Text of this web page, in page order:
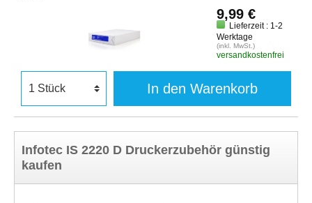
9,99 €
Lieferzeit : 1-2
Werktage
(inkl. MwSt.)
versandkostenfrei
In den Warenkorb
Infotec IS 2220 D Druckerzubehör günstig
kaufen